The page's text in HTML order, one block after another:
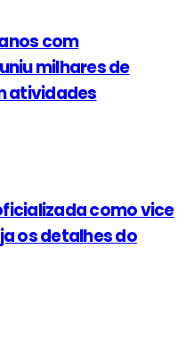
com
milhares de
atividades
como vice
os detalhes do